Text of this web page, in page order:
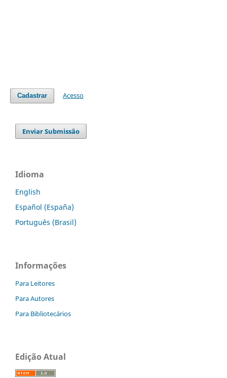
Cadastrar Acesso
Enviar Submissão
Idioma
English
Español (España)
Português (Brasil)
Informações
Para Leitores
Para Autores
Para Bibliotecários
Edição Atual